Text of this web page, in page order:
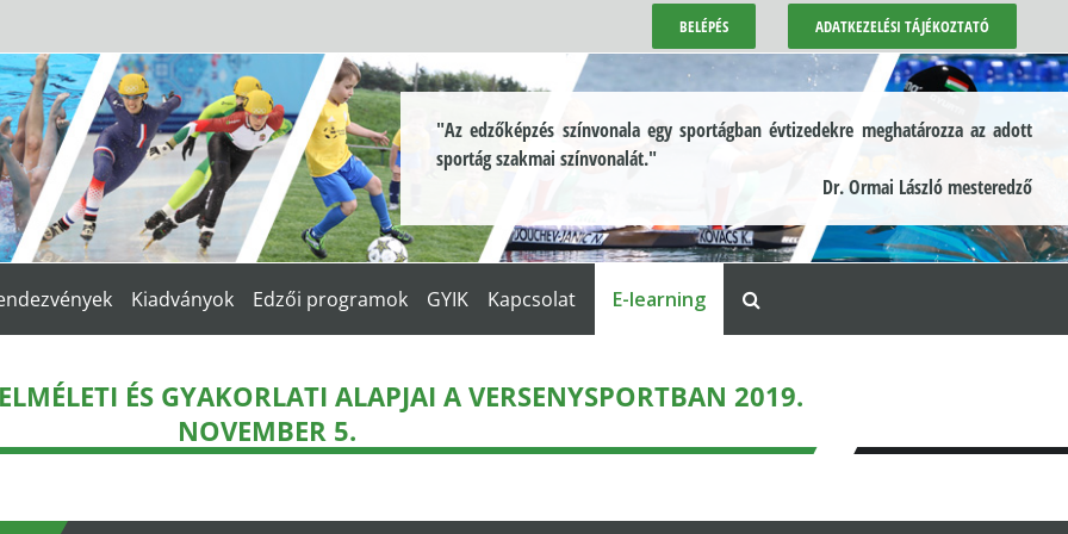
BELÉPÉS ADATKEZELÉSI TÁJÉKOZTATÓ
"Az edzőképzés színvonala egy sportágban évtizedekre meghatározza az adott
sportág szakmai színvonalát."
Dr. Ormai László mesteredző
Kiadványok Edzői programok GYIK Kapcsolat E-learning
ÉS GYAKORLATI ALAPJAI A VERSENYSPORTBAN 2019.
NOVEMBER 5.